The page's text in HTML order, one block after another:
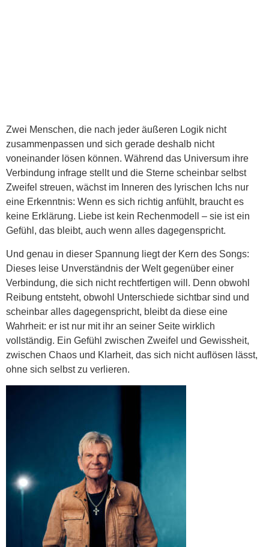
Zwei Menschen, die nach jeder äußeren Logik nicht
zusammenpassen und sich gerade deshalb nicht
voneinander lösen können. Während das Universum ihre
Verbindung infrage stellt und die Sterne scheinbar selbst
Zweifel streuen, wächst im Inneren des lyrischen Ichs nur
eine Erkenntnis: Wenn es sich richtig anfühlt, braucht es
keine Erklärung. Liebe ist kein Rechenmodell – sie ist ein
Gefühl, das bleibt, auch wenn alles dagegenspricht.
Und genau in dieser Spannung liegt der Kern des Songs:
Dieses leise Unverständnis der Welt gegenüber einer
Verbindung, die sich nicht rechtfertigen will. Denn obwohl
Reibung entsteht, obwohl Unterschiede sichtbar sind und
scheinbar alles dagegenspricht, bleibt da diese eine
Wahrheit: er ist nur mit ihr an seiner Seite wirklich
vollständig. Ein Gefühl zwischen Zweifel und Gewissheit,
zwischen Chaos und Klarheit, das sich nicht auflösen lässt,
ohne sich selbst zu verlieren.